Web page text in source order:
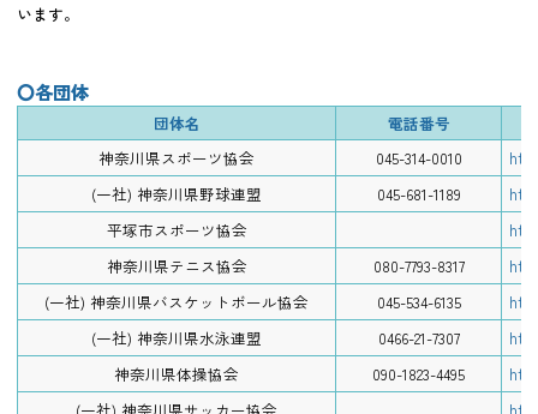
います。
〇各団体
団体名
電話番号
神奈川県スポーツ協会
045-314-0010
(一社) 神奈川県野球連盟 045-681-1189
平塚市スポーツ協会
神奈川県テニス協会 080-7793-8317
(一社) 神奈川県バスケットボール協会 045-534-6135
(一社) 神奈川県水泳連盟 0466-21-7307
神奈川県体操協会 090-1823-4495
(一社) 神奈川県サッカー協会